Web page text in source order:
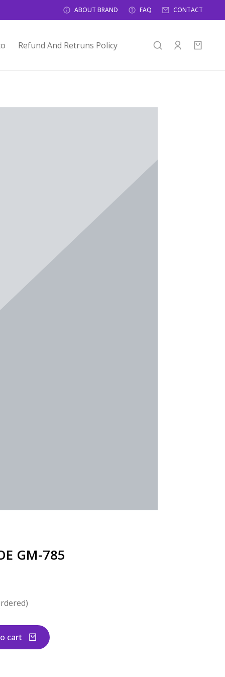
ABOUT BRAND FAQ CONTACT
Refund And Retruns Policy
GM-785
cart